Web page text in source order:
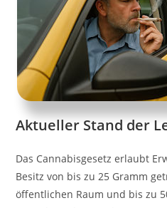
Aktueller Stand der
Das Cannabisgesetz erlaubt
Besitz von bis zu 25 Gramm
öffentlichen Raum und bis zu